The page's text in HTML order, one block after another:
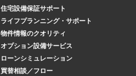
住宅設備保証サポート
ライフプランニング・サポート
物件情報のクオリティ
オプション設備サービス
ローンシミュレーション
買替相談／フロー